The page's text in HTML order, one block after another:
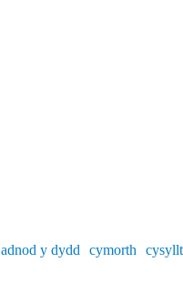
adnod y dydd cymorth